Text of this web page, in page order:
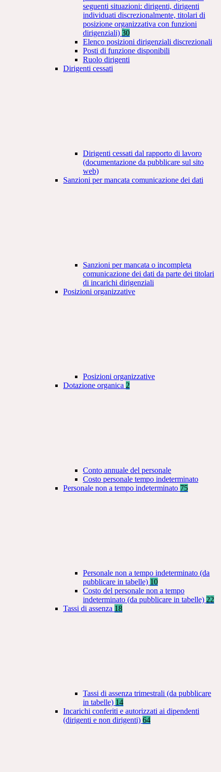
seguenti situazioni: dirigenti, dirigenti
individuati discrezionalmente, titolari di
posizione organizzativa con funzioni
dirigenziali) 30
Elenco posizioni dirigenziali discrezionali
Posti di funzione disponibili
Ruolo dirigenti
Dirigenti cessati
Dirigenti cessati dal rapporto di lavoro
(documentazione da pubblicare sul sito
web)
Sanzioni per mancata comunicazione dei dati
Sanzioni per mancata o incompleta
comunicazione dei dati da parte dei titolari
di incarichi dirigenziali
Posizioni organizzative
Posizioni organizzative
Dotazione organica 2
Conto annuale del personale
Costo personale tempo indeterminato
Personale non a tempo indeterminato 75
Personale non a tempo indeterminato (da
pubblicare in tabelle) 10
Costo del personale non a tempo
indeterminato (da pubblicare in tabelle) 22
Tassi di assenza 18
Tassi di assenza trimestrali (da pubblicare
in tabelle) 14
Incarichi conferiti e autorizzati ai dipendenti
(dirigenti e non dirigenti) 64